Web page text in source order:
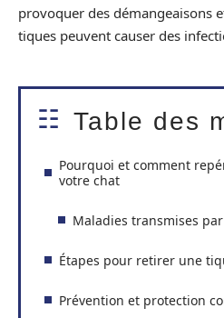
provoquer des démangeaisons
tiques peuvent causer des
Table des
Pourquoi et comment
votre chat
Maladies transmises
Étapes pour retirer une
Prévention et protection